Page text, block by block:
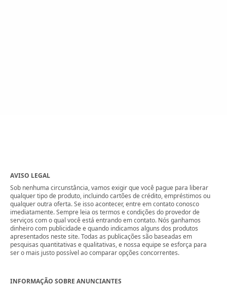
AVISO LEGAL
Sob nenhuma circunstância, vamos exigir que você pague para liberar
qualquer tipo de produto, incluindo cartões de crédito, empréstimos ou
qualquer outra oferta. Se isso acontecer, entre em contato conosco
imediatamente. Sempre leia os termos e condições do provedor de
serviços com o qual você está entrando em contato. Nós ganhamos
dinheiro com publicidade e quando indicamos alguns dos produtos
apresentados neste site. Todas as publicações são baseadas em
pesquisas quantitativas e qualitativas, e nossa equipe se esforça para
ser o mais justo possível ao comparar opções concorrentes.
INFORMAÇÃO SOBRE ANUNCIANTES